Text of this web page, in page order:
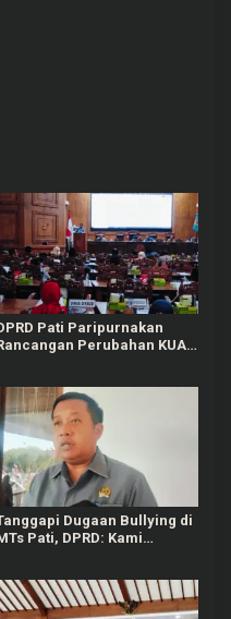
Pati Paripurnakan
Perubahan KUA-
Dugaan Bullying di
Pati, DPRD: Kami